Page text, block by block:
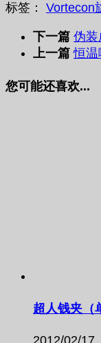
标签： Vortecon
下一篇 伪装
上一篇恒温
您可能还喜欢...
超人钱夹（